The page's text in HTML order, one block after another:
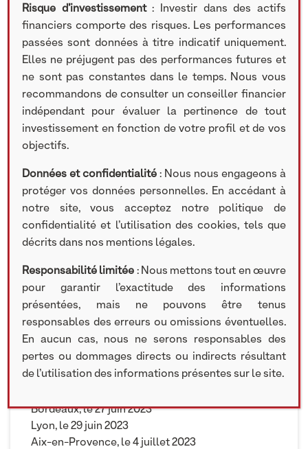
ACTUALITÉS
NextStage AMa le plaisir convier les
professionnels de la gestion de patrimoine au
Roadshow des Spécialistes avecIRBIS
FINANCEetAxiom Alternative Investments
De passage dans 3 villes entre fin juin et début
juillet, 3 acteurs de l’Asset Management avec des
savoir-faire différents et complémentaires, vous
présenteront leurs expertises : Private Equity,
valeurs bancaires et produits structurés.
Les dates :
Bordeaux, le 27 juin 2023
Lyon, le 29 juin 2023
Aix-en-Provence, le 4 juillet 2023
Risque d’investissement: Investir dans des actifs
financiers comporte des risques. Les performances
passées sont données à titre indicatif uniquement.
Elles ne préjugent pas des performances futures et
ne sont pas constantes dans le temps. Nous vous
recommandons de consulter un conseiller financier
indépendant pour évaluer la pertinence de tout
investissement en fonction de votre profil et de vos
objectifs.
Données et confidentialité : Nous nous engageons à
protéger vos données personnelles. En accédant à
notre site, vous acceptez notre politique de
confidentialité et l’utilisation des cookies, tels que
décrits dans nos mentions légales.
Responsabilité limitée : Nous mettons tout en œuvre
pour garantir l’exactitude des informations
présentées, mais ne pouvons être tenus
responsables des erreurs ou omissions éventuelles.
En aucun cas, nous ne serons responsables des
pertes ou dommages directs ou indirects résultant
de l’utilisation des informations présentes sur le site.